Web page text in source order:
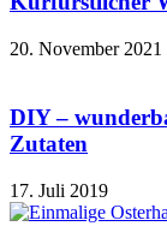
20. November 2021
DIY –
Zutaten
17. Juli 2019